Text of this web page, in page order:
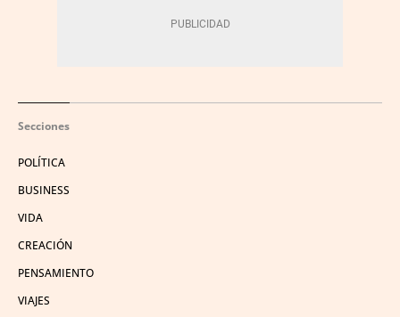
Secciones
POLÍTICA
BUSINESS
VIDA
CREACIÓN
PENSAMIENTO
VIAJES